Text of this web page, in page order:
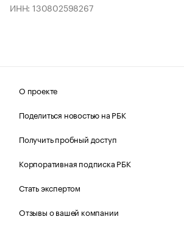
ИНН: 130802598267
О проекте
Поделиться новостью на РБК
Получить пробный доступ
Корпоративная подписка РБК
Стать экспертом
Отзывы о вашей компании